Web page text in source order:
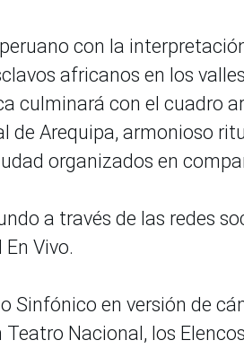
con la
africanos en los
culminará con el cuadro
de Arequipa, armonioso
organizados en
a través de las redes
Vivo.
Sinfónico en versión de
Nacional, los